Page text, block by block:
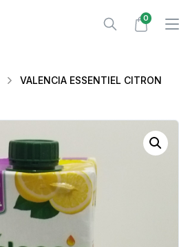
0
VALENCIA ESSENTIEL CITRON